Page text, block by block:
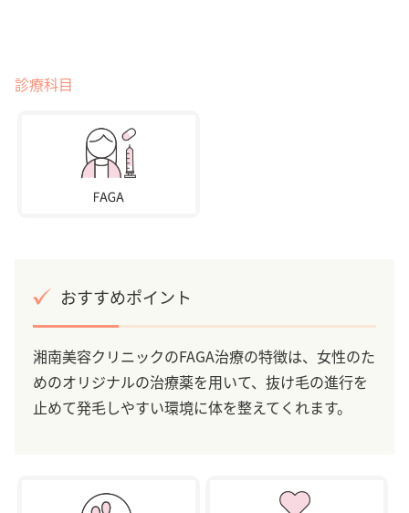
診療科目
おすすめポイント
湘南美容クリニックのFAGA治療の特徴は、女性のた
めのオリジナルの治療薬を用いて、抜け毛の進行を
止めて発毛しやすい環境に体を整えてくれます。